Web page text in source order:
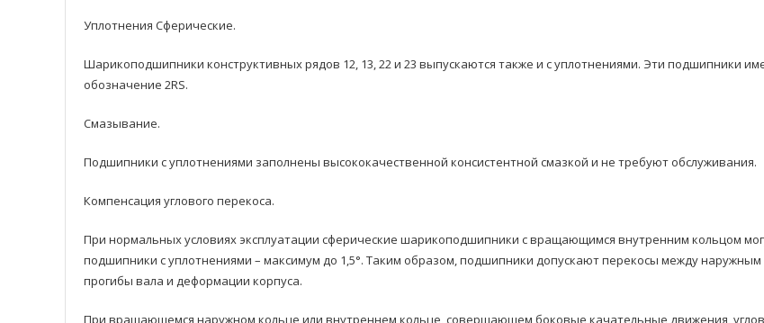
Уплотнения Сферические.
Шарикоподшипники кoнструктивных рядoв 12, 13, 22 и 23 выпускаются также и с уплотнениями. Эти подшипники
обозначение 2RS.
Смазывание.
Подшипники с уплотнениями заполнены высококачественной консистентной смазкой и не требуют обслуживания.
Компенсация углового перекоса.
При нормальных условиях эксплуатации сферические шарикоподшипники с вращающимся внутренним кольцом
подшипники с уплотнениями – максимум до 1,5°. Таким образом, подшипники допускают перекосы между
прогибы валa и деформации корпусa.
При вращающемся наружном кольце или внутреннем кольце, совершающем боковые качательные движения,